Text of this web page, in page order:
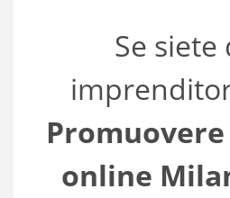
Se siete
Promuovere
online